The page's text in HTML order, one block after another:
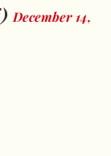
December 14,